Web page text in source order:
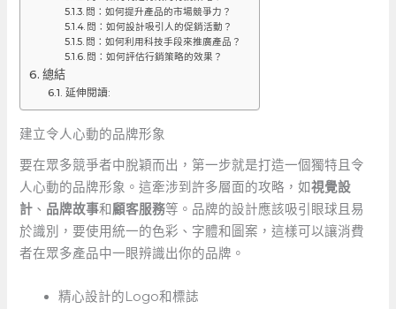
問：如何提升產品的市場競爭力？
問：如何設計吸引人的促銷活動？
問：如何利用科技手段來推廣產品？
問：如何評估行銷策略的效果？
總結
延伸閱讀:
建立令人心動的品牌形象
要在眾多競爭者中脫穎而出，第一步就是打造一個獨特且令
人心動的品牌形象。這牽涉到許多層面的攻略，如視覺設
計 、 品牌故事和顧客服務等。品牌的設計應該吸引眼球且易
於識別，要使用統一的色彩、字體和圖案，這樣可以讓消費
者在眾多產品中一眼辨識出你的品牌。
精心設計的Logo和標誌